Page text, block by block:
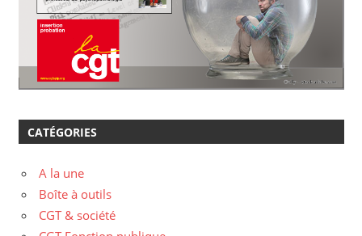
CATÉGORIES
A la une
Boîte à outils
CGT & société